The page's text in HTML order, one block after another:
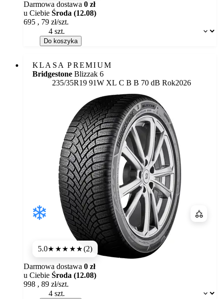
Dostępność:
Darmowa dostawa 0 zł
u Ciebie Środa (12.08)
695 , 79 zł/szt.
Do koszyka
KLASA PREMIUM
Bridgestone Blizzak 6
235/35R19 91W XL Etykieta:
C B B 70 dB Rok2026
5.0★★★★★(2)
Dostępność:
Darmowa dostawa 0 zł
u Ciebie Środa (12.08)
998 , 89 zł/szt.